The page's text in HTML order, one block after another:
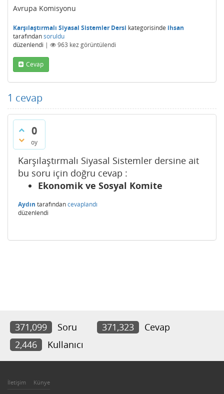
Avrupa Komisyonu
Karşılaştırmalı Siyasal Sistemler Dersi kategorisinde ihsan
tarafındansoruldu
düzenlendi | 963 kez görüntülendi
Cevap
1 cevap
0
oy
Karşılaştırmalı Siyasal Sistemler dersine ait
bu soru için doğru cevap :
Ekonomik ve Sosyal Komite
Aydın tarafındancevaplandı
düzenlendi
371,099 Soru 371,323
Cevap
2,446
Kullanıcı
İletişim Künye